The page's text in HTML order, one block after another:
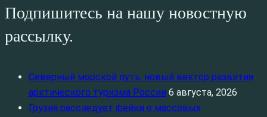
Подпишитесь на нашу новостную
рассылку.
Северный морской путь: новый вектор развития
арктического туризма России 6 августа, 2026
Грузия расследует фейки о массовых